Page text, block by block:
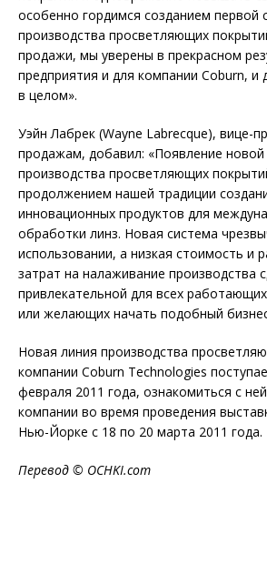
особенно гордимся созданием первой
производства просветляющих
продажи, мы уверены в прекрасном
предприятия и для компании Coburn, и
в целом».
Уэйн Лабрек (Wayne Labrecque), вице-
продажам, добавил: «Появление
производства просветляющих
продолжением нашей традиции
инновационных продуктов для
обработки линз. Новая система
использовании, а низкая стоимость и
затрат на налаживание производства
привлекательной для всех
или желающих начать подобный
Новая линия производства
компании Coburn Technologies
февраля 2011 года, ознакомиться с
компании во время проведения
Нью-Йорке с 18 по 20 марта 2011 года.
Перевод © OCHKI.com